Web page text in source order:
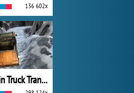
136 602x
Mountain Truck Transport